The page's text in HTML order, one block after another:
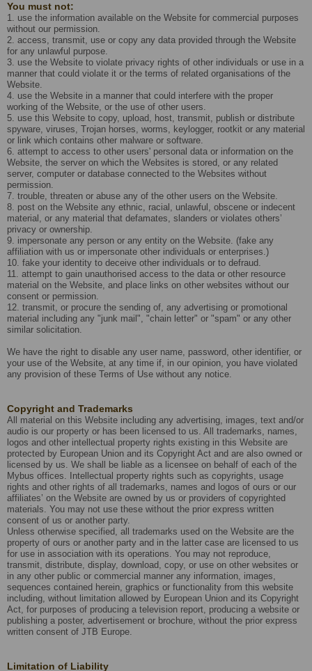
You must not:
1. use the information available on the Website for commercial purposes
without our permission.
2. access, transmit, use or copy any data provided through the Website
for any unlawful purpose.
3. use the Website to violate privacy rights of other individuals or use in a
manner that could violate it or the terms of related organisations of the
Website.
4. use the Website in a manner that could interfere with the proper
working of the Website, or the use of other users.
5. use this Website to copy, upload, host, transmit, publish or distribute
spyware, viruses, Trojan horses, worms, keylogger, rootkit or any material
or link which contains other malware or software.
6. attempt to access to other users' personal data or information on the
Website, the server on which the Websites is stored, or any related
server, computer or database connected to the Websites without
permission.
7. trouble, threaten or abuse any of the other users on the Website.
8. post on the Website any ethnic, racial, unlawful, obscene or indecent
material, or any material that defamates, slanders or violates others’
privacy or ownership.
9. impersonate any person or any entity on the Website. (fake any
affiliation with us or impersonate other individuals or enterprises.)
10. fake your identity to deceive other individuals or to defraud.
11. attempt to gain unauthorised access to the data or other resource
material on the Website, and place links on other websites without our
consent or permission.
12. transmit, or procure the sending of, any advertising or promotional
material including any "junk mail", "chain letter" or "spam" or any other
similar solicitation.
We have the right to disable any user name, password, other identifier, or
your use of the Website, at any time if, in our opinion, you have violated
any provision of these Terms of Use without any notice.
Copyright and Trademarks
All material on this Website including any advertising, images, text and/or
audio is our property or has been licensed to us. All trademarks, names,
logos and other intellectual property rights existing in this Website are
protected by European Union and its Copyright Act and are also owned or
licensed by us. We shall be liable as a licensee on behalf of each of the
Mybus offices. Intellectual property rights such as copyrights, usage
rights and other rights of all trademarks, names and logos of ours or our
affiliates’ on the Website are owned by us or providers of copyrighted
materials. You may not use these without the prior express written
consent of us or another party.
Unless otherwise specified, all trademarks used on the Website are the
property of ours or another party and in the latter case are licensed to us
for use in association with its operations. You may not reproduce,
transmit, distribute, display, download, copy, or use on other websites or
in any other public or commercial manner any information, images,
sequences contained herein, graphics or functionality from this website
including, without limitation allowed by European Union and its Copyright
Act, for purposes of producing a television report, producing a website or
publishing a poster, advertisement or brochure, without the prior express
written consent of JTB Europe.
Limitation of Liability